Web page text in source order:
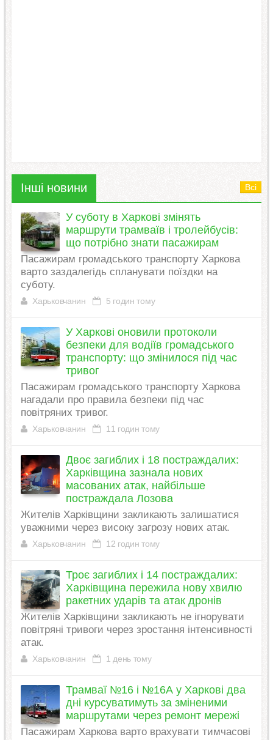
Інші новини Всі
У суботу в Харкові змінять
маршрути трамваїв і тролейбусів:
що потрібно знати пасажирам
Пасажирам громадського транспорту Харкова
варто заздалегідь спланувати поїздки на
суботу.
Харьковчанин 5 годин тому
У Харкові оновили протоколи
безпеки для водіїв громадського
транспорту: що змінилося під час
тривог
Пасажирам громадського транспорту Харкова
нагадали про правила безпеки під час
повітряних тривог.
Харьковчанин 11 годин тому
Двоє загиблих і 18 постраждалих:
Харківщина зазнала нових
масованих атак, найбільше
постраждала Лозова
Жителів Харківщини закликають залишатися
уважними через високу загрозу нових атак.
Харьковчанин 12 годин тому
Троє загиблих і 14 постраждалих:
Харківщина пережила нову хвилю
ракетних ударів та атак дронів
Жителів Харківщини закликають не ігнорувати
повітряні тривоги через зростання інтенсивності
атак.
Харьковчанин 1 день тому
Трамваї №16 і №16А у Харкові два
дні курсуватимуть за зміненими
маршрутами через ремонт мережі
Пасажирам Харкова варто врахувати тимчасові